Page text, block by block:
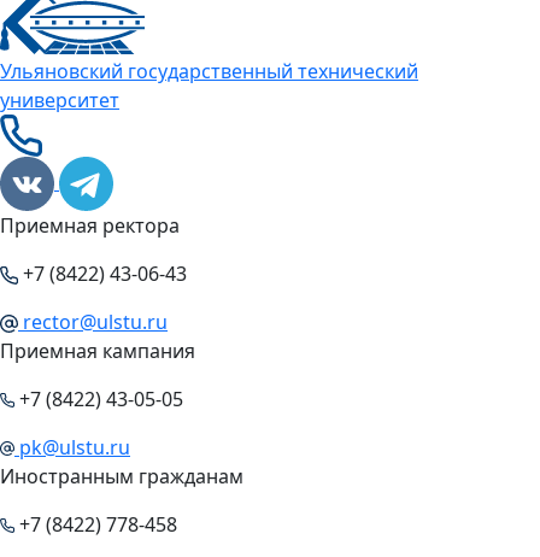
Ульяновский государственный технический
университет
Приемная ректора
+7 (8422) 43-06-43
rector@ulstu.ru
Приемная кампания
+7 (8422) 43-05-05
pk@ulstu.ru
Иностранным гражданам
+7 (8422) 778-458